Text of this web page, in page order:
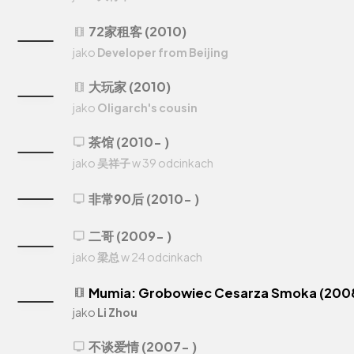
theaters 72家租客 (2010)
jako Developer from Beijing
theaters Mumia: Grobowiec Cesarza Smoka
jako Li Zhou
theaters 大玩家 (2010)
jako Oligarch's cousin
tv 不谈爱情 (2007- )
tv 茶馆 (2010- )
jako 吴祥子w 39 odcinkach
tv 非常90后 (2010- )
tv 二哥 (2009- )
jako 梁总w 24 odcinkach